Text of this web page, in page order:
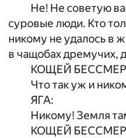
Не! Не советую
суровые люди. Кто
никому не удалось в
в чащобах дремучих,
КОЩЕЙ
Что так уж и
ЯГА:
Никому! Земля
КОЩЕЙ